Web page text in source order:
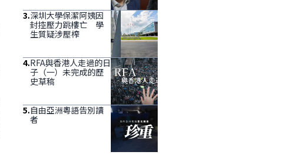
3.深圳大學保潔阿姨因
封控壓力跳樓亡 學
生質疑涉壓榨
4.RFA與香港人走過的日
子（一）未完成的歷
史草稿
5.自由亞洲粵語告別讀
者